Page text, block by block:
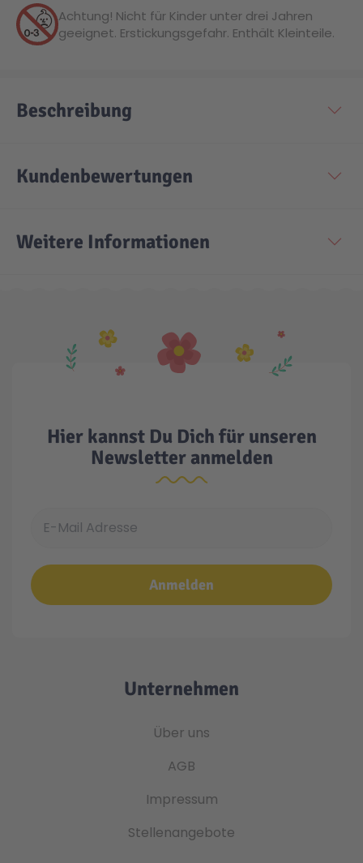
Achtung! Nicht für Kinder unter drei Jahren
geeignet. Erstickungsgefahr. Enthält Kleinteile.
Beschreibung
Kundenbewertungen
Weitere Informationen
Hier kannst Du Dich für unseren
Newsletter anmelden
Anmelden
Unternehmen
Über uns
AGB
Impressum
Stellenangebote